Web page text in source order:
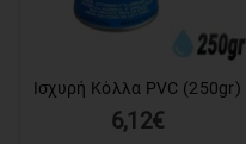
Ισχυρή Κόλλα PVC (250gr)
6,12€